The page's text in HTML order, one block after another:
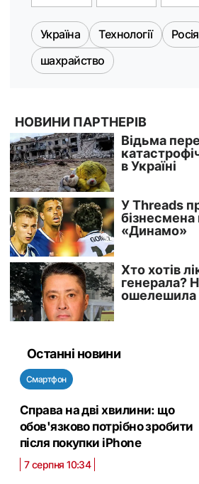
Україна Технології Росія
шахрайство
Останні новини
Смартфон
Справа на дві хвилини: що
обов'язково потрібно зробити
після покупки iPhone
7 серпня 10:34